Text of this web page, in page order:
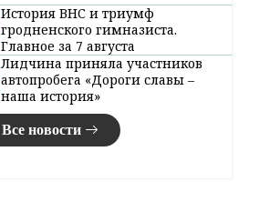
История ВНС и триумф
гродненского гимназиста.
Главное за 7 августа
Лидчина приняла участников
автопробега «Дороги славы –
наша история»
Все новости